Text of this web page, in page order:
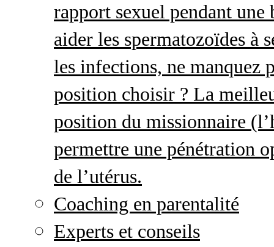
rapport sexuel pendant
aider les spermatozoïdes à
les infections, ne manquez
position choisir ? La
position du missionnaire
permettre une pénétration
de l’utérus.
Coaching en parentalité
Experts et conseils